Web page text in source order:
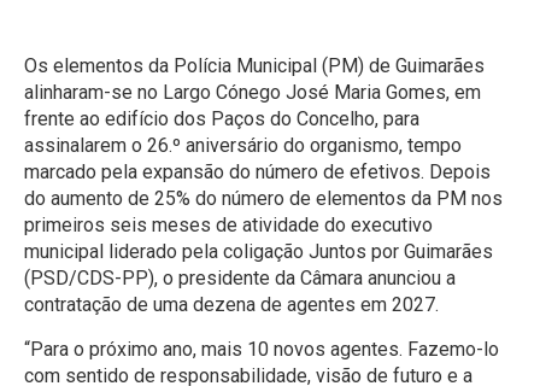
Os elementos da Polícia Municipal (PM) de Guimarães
alinharam-se no Largo Cónego José Maria Gomes, em
frente ao edifício dos Paços do Concelho, para
assinalarem o 26.º aniversário do organismo, tempo
marcado pela expansão do número de efetivos. Depois
do aumento de 25% do número de elementos da PM nos
primeiros seis meses de atividade do executivo
municipal liderado pela coligação Juntos por Guimarães
(PSD/CDS-PP), o presidente da Câmara anunciou a
contratação de uma dezena de agentes em 2027.
“Para o próximo ano, mais 10 novos agentes. Fazemo-lo
com sentido de responsabilidade, visão de futuro e a